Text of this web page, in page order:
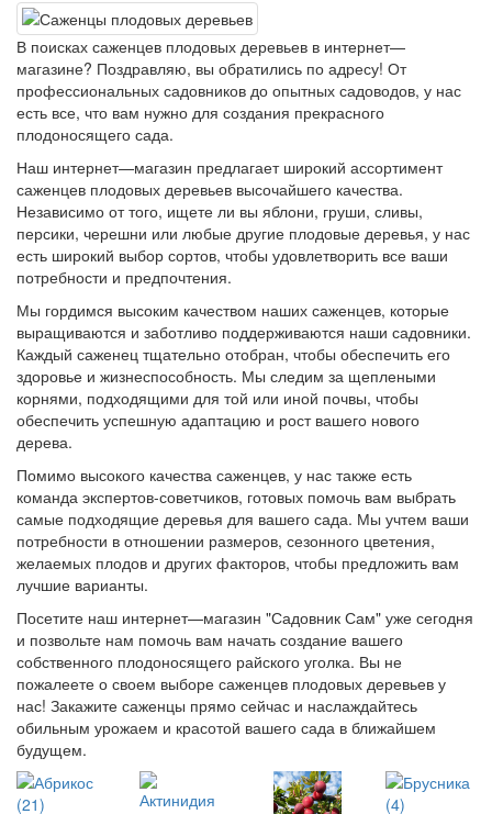
В поисках саженцев плодовых деревьев в интернет—
магазине? Поздравляю, вы обратились по адресу! От
профессиональных садовников до опытных садоводов, у нас
есть все, что вам нужно для создания прекрасного
плодоносящего сада.
Наш интернет—магазин предлагает широкий ассортимент
саженцев плодовых деревьев высочайшего качества.
Независимо от того, ищете ли вы яблони, груши, сливы,
персики, черешни или любые другие плодовые деревья, у нас
есть широкий выбор сортов, чтобы удовлетворить все ваши
потребности и предпочтения.
Мы гордимся высоким качеством наших саженцев, которые
выращиваются и заботливо поддерживаются наши садовники.
Каждый саженец тщательно отобран, чтобы обеспечить его
здоровье и жизнеспособность. Мы следим за щеплеными
корнями, подходящими для той или иной почвы, чтобы
обеспечить успешную адаптацию и рост вашего нового
дерева.
Помимо высокого качества саженцев, у нас также есть
команда экспертов-советчиков, готовых помочь вам выбрать
самые подходящие деревья для вашего сада. Мы учтем ваши
потребности в отношении размеров, сезонного цветения,
желаемых плодов и других факторов, чтобы предложить вам
лучшие варианты.
Посетите наш интернет—магазин "Садовник Сам" уже сегодня
и позвольте нам помочь вам начать создание вашего
собственного плодоносящего райского уголка. Вы не
пожалеете о своем выборе саженцев плодовых деревьев у
нас! Закажите саженцы прямо сейчас и наслаждайтесь
обильным урожаем и красотой вашего сада в ближайшем
будущем.